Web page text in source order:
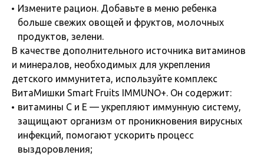
Измените рацион. Добавьте в меню ребенка
больше свежих овощей и фруктов, молочных
продуктов, зелени.
В качестве дополнительного источника витаминов
и минералов, необходимых для укрепления
детского иммунитета, используйте комплекс
ВитаМишки Smart Fruits IMMUNO+. Он содержит:
витамины С и Е — укрепляют иммунную систему,
защищают организм от проникновения вирусных
инфекций, помогают ускорить процесс
выздоровления;